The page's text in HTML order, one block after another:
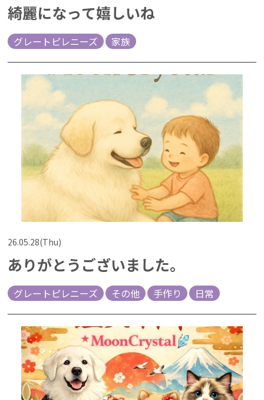
綺麗になって嬉しいね
グレートピレニーズ 家族
26.05.28(Thu)
ありがとうございました。
グレートピレニーズ その他 手作り 日常